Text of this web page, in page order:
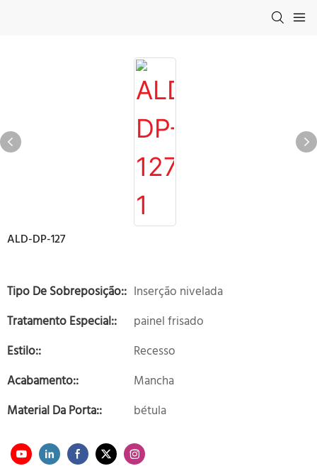
ALD-DP-127
Tipo De Sobreposição:: Inserção nivelada
Tratamento Especial::
painel frisado
Estilo::
Recesso
Acabamento::
Mancha
Material Da Porta::
bétula